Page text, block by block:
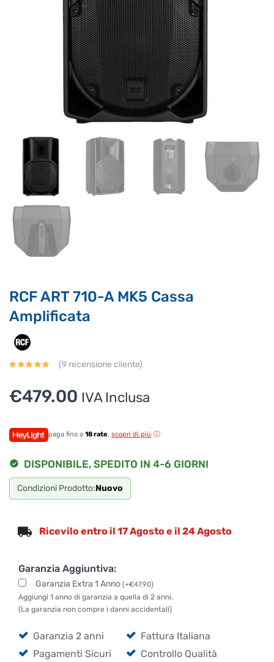
RCF ART 710-A MK5 Cassa
Amplificata
(9 recensione cliente)
€479.00 IVA Inclusa
paga fino a 18 rate, scopri di più
DISPONIBILE, SPEDITO IN 4-6 GIORNI
Condizioni Prodotto:Nuovo
Ricevilo entro il 17 Agosto e il 24 Agosto
Garanzia Aggiuntiva:
Garanzia Extra 1 Anno (+€47.90)
Aggiungi 1 anno di garanzia a quella di 2 anni.
(La garanzia non compre i danni accidentali)
Garanzia 2 anni
Fattura Italiana
Pagamenti Sicuri
Controllo Qualità
Supporto clienti
Ciao, Come posso aiutarti?
Puoi chiedermi informazioni generali o specifiche su certi
assicurati di indicarne il nome completo